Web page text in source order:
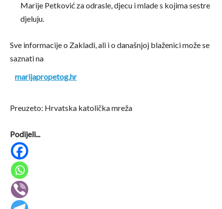
Marije Petković za odrasle, djecu i mlade s kojima sestre
djeluju.
Sve informacije o Zakladi, ali i o današnjoj blaženici može se
saznati na
marijapropetog.hr
Preuzeto: Hrvatska katolička mreža
Podijeli...